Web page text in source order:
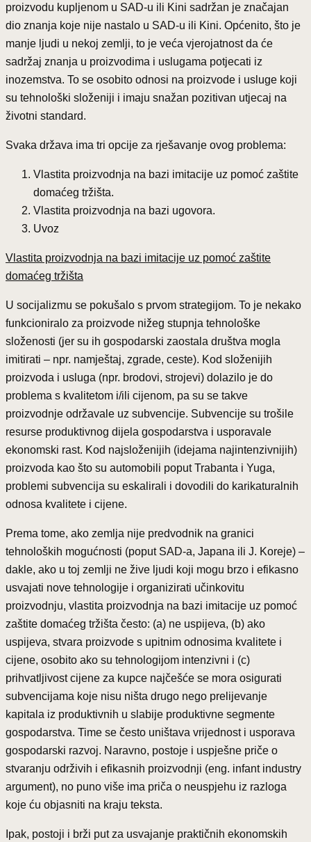
proizvodu kupljenom u SAD-u ili Kini sadržan je značajan
dio znanja koje nije nastalo u SAD-u ili Kini. Općenito, što je
manje ljudi u nekoj zemlji, to je veća vjerojatnost da će
sadržaj znanja u proizvodima i uslugama potjecati iz
inozemstva. To se osobito odnosi na proizvode i usluge koji
su tehnološki složeniji i imaju snažan pozitivan utjecaj na
životni standard.
Svaka država ima tri opcije za rješavanje ovog problema:
Vlastita proizvodnja na bazi imitacije uz pomoć zaštite
domaćeg tržišta.
Vlastita proizvodnja na bazi ugovora.
Uvoz
Vlastita proizvodnja na bazi imitacije uz pomoć zaštite
domaćeg tržišta
U socijalizmu se pokušalo s prvom strategijom. To je nekako
funkcioniralo za proizvode nižeg stupnja tehnološke
složenosti (jer su ih gospodarski zaostala društva mogla
imitirati – npr. namještaj, zgrade, ceste). Kod složenijih
proizvoda i usluga (npr. brodovi, strojevi) dolazilo je do
problema s kvalitetom i/ili cijenom, pa su se takve
proizvodnje održavale uz subvencije. Subvencije su trošile
resurse produktivnog dijela gospodarstva i usporavale
ekonomski rast. Kod najsloženijih (idejama najintenzivnijih)
proizvoda kao što su automobili poput Trabanta i Yuga,
problemi subvencija su eskalirali i dovodili do karikaturalnih
odnosa kvalitete i cijene.
Prema tome, ako zemlja nije predvodnik na granici
tehnoloških mogućnosti (poput SAD-a, Japana ili J. Koreje) –
dakle, ako u toj zemlji ne žive ljudi koji mogu brzo i efikasno
usvajati nove tehnologije i organizirati učinkovitu
proizvodnju, vlastita proizvodnja na bazi imitacije uz pomoć
zaštite domaćeg tržišta često: (a) ne uspijeva, (b) ako
uspijeva, stvara proizvode s upitnim odnosima kvalitete i
cijene, osobito ako su tehnologijom intenzivni i (c)
prihvatljivost cijene za kupce najčešće se mora osigurati
subvencijama koje nisu ništa drugo nego prelijevanje
kapitala iz produktivnih u slabije produktivne segmente
gospodarstva. Time se često uništava vrijednost i usporava
gospodarski razvoj. Naravno, postoje i uspješne priče o
stvaranju održivih i efikasnih proizvodnji (eng. infant industry
argument), no puno više ima priča o neuspjehu iz razloga
koje ću objasniti na kraju teksta.
Ipak, postoji i brži put za usvajanje praktičnih ekonomskih